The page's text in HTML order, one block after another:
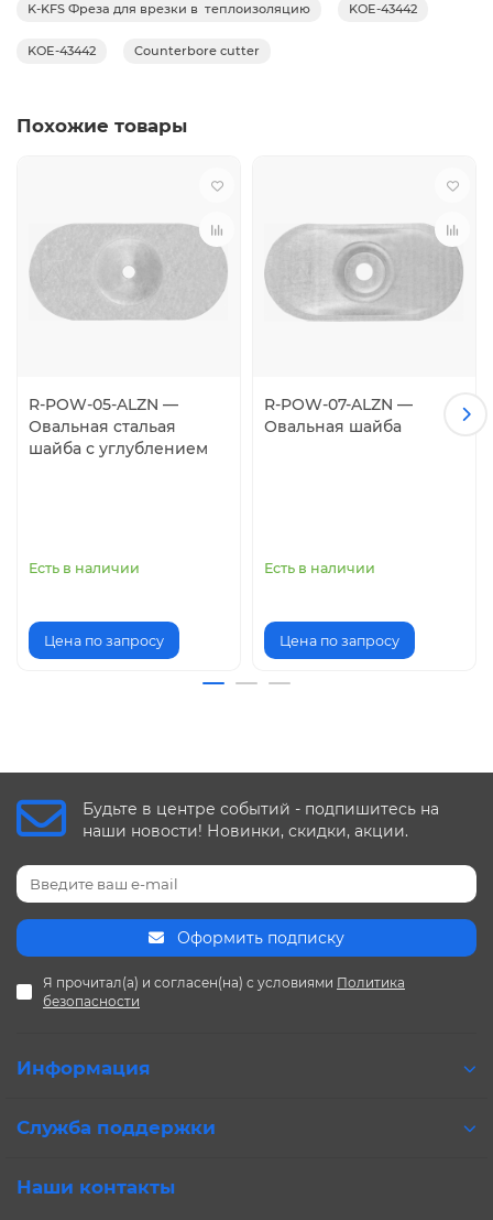
Плиты из минеральной ваты
Плиты из минеральной ваты
Отзывов: 0 Написать отзыв
Нет отзывов об этом товаре.
K-KFS Фреза для врезки в теплоизоляцию KOE-43442
KOE-43442 Counterbore cutter
Похожие товары
R-POW-05-ALZN —
Овальная cтальая
шайба с углублением
Есть в наличии
Цена по запросу
R-POW-07-ALZN —
Овальная шайба
Есть в наличии
Цена по запросу
Будьте в центре событий - подпишитесь на
наши новости! Новинки, скидки, акции.
Оформить подписку
Я прочитал(а) и согласен(на) с условиями Политика
безопасности
Информация
Служба поддержки
Наши контакты